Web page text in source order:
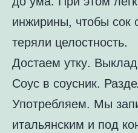
инжирины, чтобы сок
теряли целостность.
Достаем утку.
Соус в соусник.
Употребляем. Мы
итальянским и под